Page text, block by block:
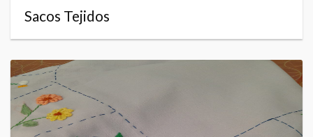
Sacos Tejidos